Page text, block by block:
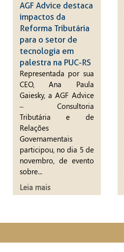
AGF Advice destaca
impactos da
Reforma Tributária
para o setor de
tecnologia em
palestra na PUC-RS
Representada por sua
CEO, Ana Paula
Gaiesky, a AGF Advice
– Consultoria
Tributária e de
Relações
Governamentais
participou, no dia 5 de
novembro, de evento
sobre...
Leia mais